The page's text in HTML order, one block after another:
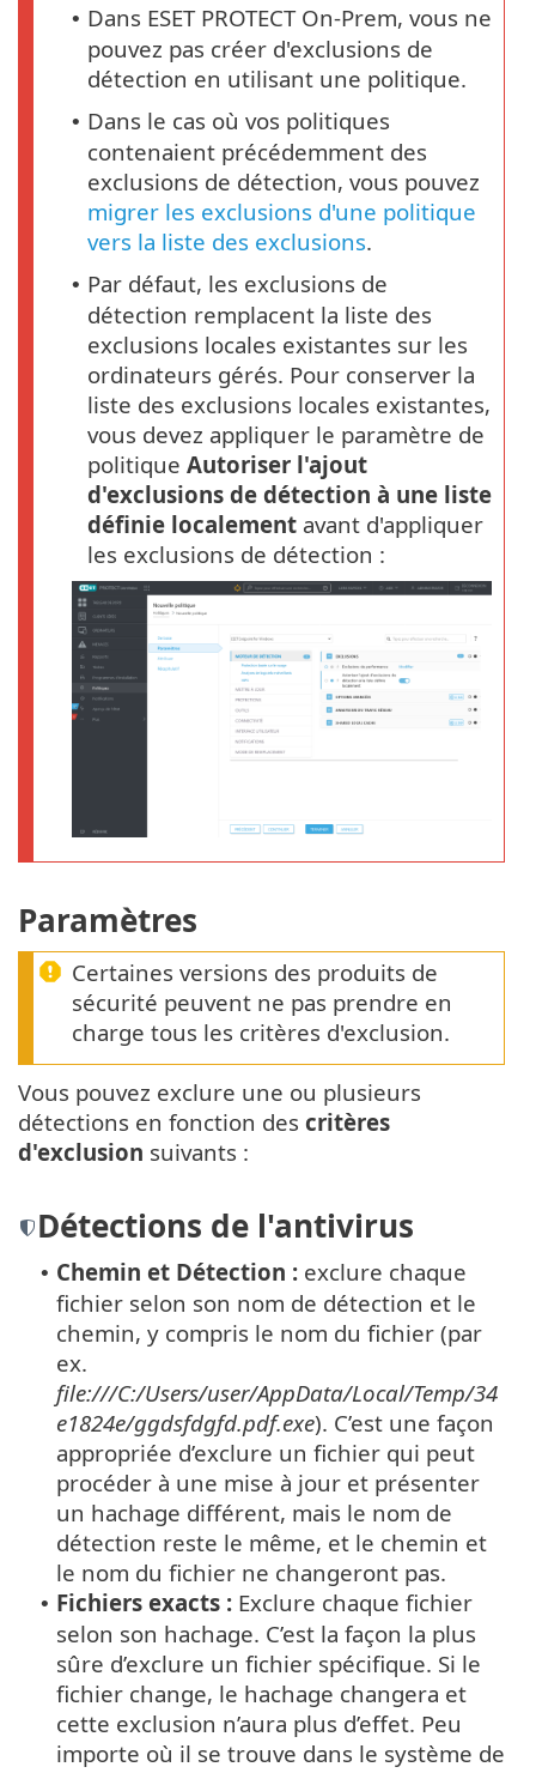
• Dans ESET PROTECT On-Prem, vous ne
pouvez pas créer d'exclusions de
détection en utilisant une politique.
• Dans le cas où vos politiques
contenaient précédemment des
exclusions de détection, vous pouvez
migrer les exclusions d'une politique
vers la liste des exclusions.
• Par défaut, les exclusions de
détection remplacent la liste des
exclusions locales existantes sur les
ordinateurs gérés. Pour conserver la
liste des exclusions locales existantes,
vous devez appliquer le paramètre de
politique Autoriser l'ajout
d'exclusions de détection à une liste
définie localement avant d'appliquer
les exclusions de détection :
Paramètres
Certaines versions des produits de
sécurité peuvent ne pas prendre en
charge tous les critères d'exclusion.
Vous pouvez exclure une ou plusieurs
détections en fonction des critères
d'exclusion suivants :
Détections de l'antivirus
• Chemin et Détection : exclure chaque
fichier selon son nom de détection et le
chemin, y compris le nom du fichier (par
ex.
file:///C:/Users/user/AppData/Local/Temp/34
e1824e/ggdsfdgfd.pdf.exe). C’est une façon
appropriée d’exclure un fichier qui peut
procéder à une mise à jour et présenter
un hachage différent, mais le nom de
détection reste le même, et le chemin et
le nom du fichier ne changeront pas.
• Fichiers exacts : Exclure chaque fichier
selon son hachage. C’est la façon la plus
sûre d’exclure un fichier spécifique. Si le
fichier change, le hachage changera et
cette exclusion n’aura plus d’effet. Peu
importe où il se trouve dans le système de